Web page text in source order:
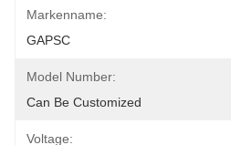
Markenname:
GAPSC
Model Number:
Can Be Customized
Voltage: